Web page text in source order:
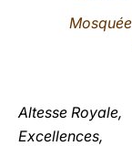
Altesse Royale,
Excellences,